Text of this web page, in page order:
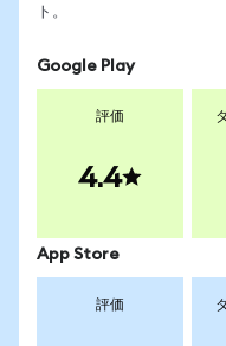
ト。
Google Play
評価
4.4
App Store
評価